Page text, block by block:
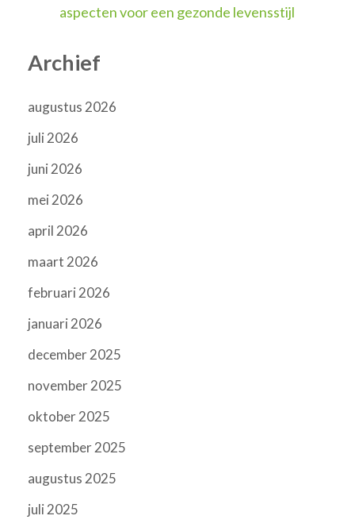
aspecten voor een gezonde levensstijl
Archief
augustus 2026
juli 2026
juni 2026
mei 2026
april 2026
maart 2026
februari 2026
januari 2026
december 2025
november 2025
oktober 2025
september 2025
augustus 2025
juli 2025